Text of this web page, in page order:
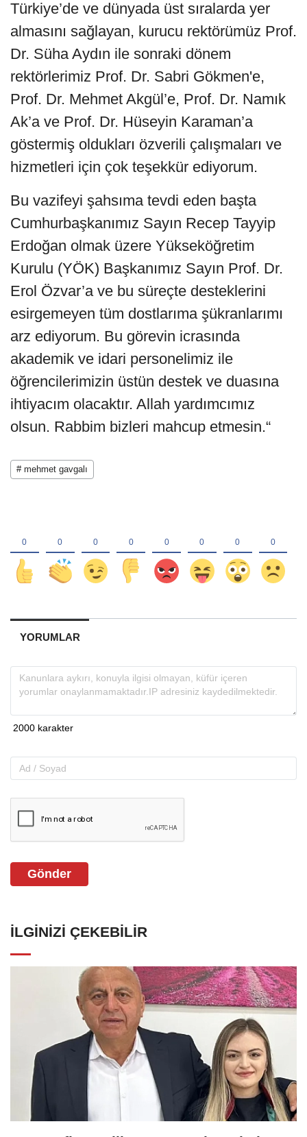
Türkiye’de ve dünyada üst sıralarda yer
almasını sağlayan, kurucu rektörümüz Prof.
Dr. Süha Aydın ile sonraki dönem
rektörlerimiz Prof. Dr. Sabri Gökmen'e,
Prof. Dr. Mehmet Akgül’e, Prof. Dr. Namık
Ak’a ve Prof. Dr. Hüseyin Karaman’a
göstermiş oldukları özverili çalışmaları ve
hizmetleri için çok teşekkür ediyorum.
Bu vazifeyi şahsıma tevdi eden başta
Cumhurbaşkanımız Sayın Recep Tayyip
Erdoğan olmak üzere Yükseköğretim
Kurulu (YÖK) Başkanımız Sayın Prof. Dr.
Erol Özvar’a ve bu süreçte desteklerini
esirgemeyen tüm dostlarıma şükranlarımı
arz ediyorum. Bu görevin icrasında
akademik ve idari personelimiz ile
öğrencilerimizin üstün destek ve duasına
ihtiyacım olacaktır. Allah yardımcımız
olsun. Rabbim bizleri mahcup etmesin.“
# mehmet gavgalı
YORUMLAR
Gönder
İLGINIZI ÇEKEBILIR